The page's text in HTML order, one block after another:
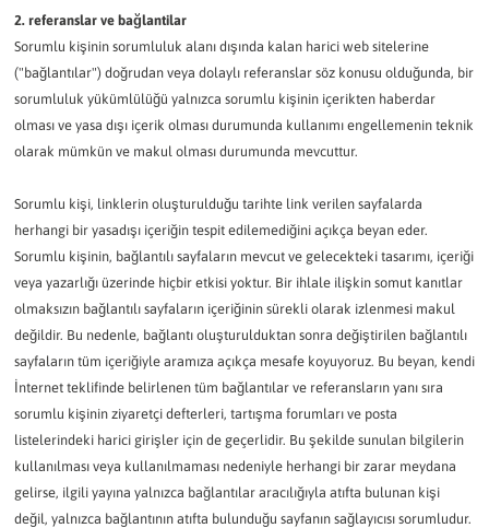
2. referanslar ve bağlantilar
Sorumlu kişinin sorumluluk alanı dışında kalan harici web sitelerine
("bağlantılar") doğrudan veya dolaylı referanslar söz konusu olduğunda, bir
sorumluluk yükümlülüğü yalnızca sorumlu kişinin içerikten haberdar
olması ve yasa dışı içerik olması durumunda kullanımı engellemenin teknik
olarak mümkün ve makul olması durumunda mevcuttur.
Sorumlu kişi, linklerin oluşturulduğu tarihte link verilen sayfalarda
herhangi bir yasadışı içeriğin tespit edilemediğini açıkça beyan eder.
Sorumlu kişinin, bağlantılı sayfaların mevcut ve gelecekteki tasarımı, içeriği
veya yazarlığı üzerinde hiçbir etkisi yoktur. Bir ihlale ilişkin somut kanıtlar
olmaksızın bağlantılı sayfaların içeriğinin sürekli olarak izlenmesi makul
değildir. Bu nedenle, bağlantı oluşturulduktan sonra değiştirilen bağlantılı
sayfaların tüm içeriğiyle aramıza açıkça mesafe koyuyoruz. Bu beyan, kendi
İnternet teklifinde belirlenen tüm bağlantılar ve referansların yanı sıra
sorumlu kişinin ziyaretçi defterleri, tartışma forumları ve posta
listelerindeki harici girişler için de geçerlidir. Bu şekilde sunulan bilgilerin
kullanılması veya kullanılmaması nedeniyle herhangi bir zarar meydana
gelirse, ilgili yayına yalnızca bağlantılar aracılığıyla atıfta bulunan kişi
değil, yalnızca bağlantının atıfta bulunduğu sayfanın sağlayıcısı sorumludur.